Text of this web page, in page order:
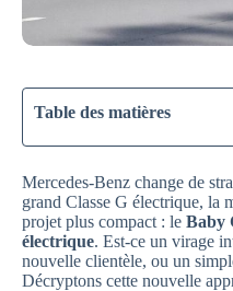
Table des matières
Mercedes-Benz change de
grand Classe G électrique, la
projet plus compact : le Baby
électrique. Est-ce un virage
nouvelle clientèle, ou un
Décryptons cette nouvelle